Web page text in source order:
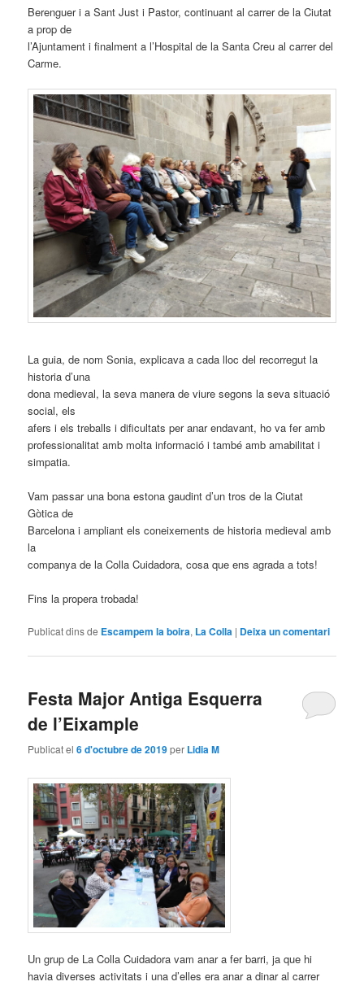
Berenguer i a Sant Just i Pastor, continuant al carrer de la Ciutat
a prop de
l’Ajuntament i finalment a l’Hospital de la Santa Creu al carrer del
Carme.
La guia, de nom Sonia, explicava a cada lloc del recorregut la
historia d’una
dona medieval, la seva manera de viure segons la seva situació
social, els
afers i els treballs i dificultats per anar endavant, ho va fer amb
professionalitat amb molta informació i també amb amabilitat i
simpatia.
Vam passar una bona estona gaudint d’un tros de la Ciutat
Gòtica de
Barcelona i ampliant els coneixements de historia medieval amb
la
companya de la Colla Cuidadora, cosa que ens agrada a tots!
Fins la propera trobada!
Publicat dins de Escampem la boira, La Colla | Deixa un comentari
Festa Major Antiga Esquerra
de l’Eixample
Publicat el6 d'octubre de 2019per Lidia M
Un grup de La Colla Cuidadora vam anar a fer barri, ja que hi
havia diverses activitats i una d’elles era anar a dinar al carrer